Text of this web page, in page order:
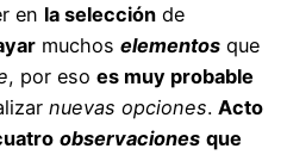
en la selección de
muchos elementos que
, por eso es muy probable
nuevas opciones. Acto
observaciones que